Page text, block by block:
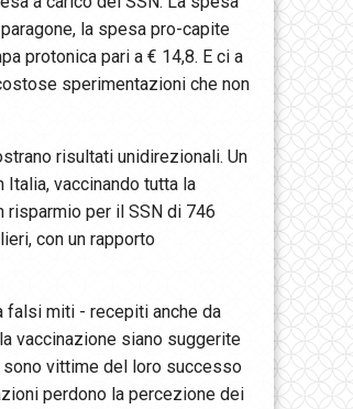
la spesa pro-capite
protonica pari a € 14,8. E ci a
sperimentazioni che non
risultati unidirezionali. Un
vaccinando tutta la
risparmio per il SSN di 746
con un rapporto
falsi miti - recepiti anche da
vaccinazione siano suggerite
vittime del loro successo
perdono la percezione dei